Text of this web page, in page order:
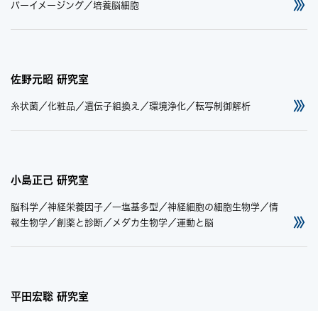
パーイメージング／培養脳細胞
佐野元昭 研究室
糸状菌／化粧品／遺伝子組換え／環境浄化／転写制御解析
小島正己 研究室
脳科学／神経栄養因子／一塩基多型／神経細胞の細胞生物学／情
報生物学／創薬と診断／メダカ生物学／運動と脳
平田宏聡 研究室